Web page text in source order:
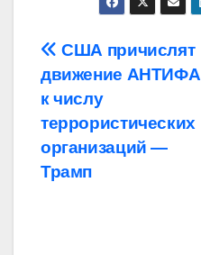
Навигация
по
записям
США причислят
движение АНТИФА
к числу
террористических
организаций —
Трамп